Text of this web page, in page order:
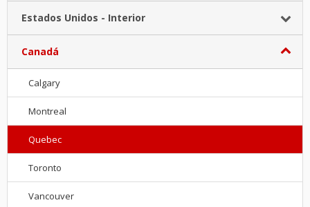
Estados Unidos - Interior
Canadá
Calgary
Montreal
Quebec
Toronto
Vancouver